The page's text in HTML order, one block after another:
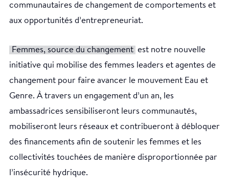
communautaires de changement de comportements et
aux opportunités d’entrepreneuriat.
Femmes, source du changement est notre nouvelle
initiative qui mobilise des femmes leaders et agentes de
changement pour faire avancer le mouvement Eau et
Genre. À travers un engagement d’un an, les
ambassadrices sensibiliseront leurs communautés,
mobiliseront leurs réseaux et contribueront à débloquer
des financements afin de soutenir les femmes et les
collectivités touchées de manière disproportionnée par
l’insécurité hydrique.